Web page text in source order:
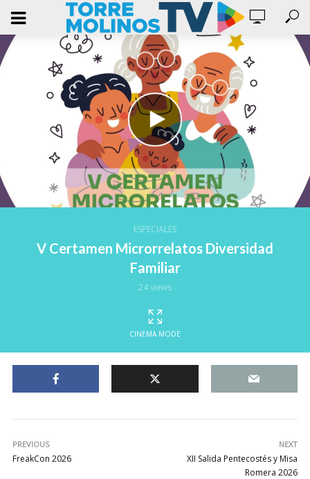
ESPECIALES
V Certamen Microrrelatos Diversidad
Familiar
24 views
CINEMA MODE
PREVIOUS
FreakCon 2026
NEXT
XII Salida Pentecostés y Misa
Romera 2026